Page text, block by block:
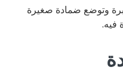
وتوضع ضمادة صغيرة
فيه.